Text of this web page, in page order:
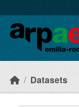
Datasets